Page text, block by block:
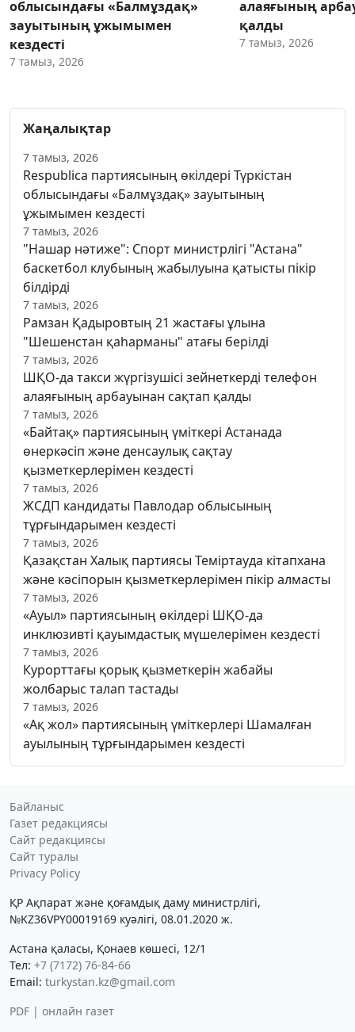
облысындағы «Балмұздақ»
зауытының ұжымымен
кездесті
7 тамыз, 2026
алаяғының
қалды
7 тамыз, 2026
Жаңалықтар
7 тамыз, 2026
Respublica партиясының өкілдері Түркістан
облысындағы «Балмұздақ» зауытының
ұжымымен кездесті
7 тамыз, 2026
"Нашар нәтиже": Спорт министрлігі "Астана"
баскетбол клубының жабылуына қатысты пікір
білдірді
7 тамыз, 2026
Рамзан Қадыровтың 21 жастағы ұлына
"Шешенстан қаһарманы" атағы берілді
7 тамыз, 2026
ШҚО-да такси жүргізушісі зейнеткерді телефон
алаяғының арбауынан сақтап қалды
7 тамыз, 2026
«Байтақ» партиясының үміткері Астанада
өнеркәсіп және денсаулық сақтау
қызметкерлерімен кездесті
7 тамыз, 2026
ЖСДП кандидаты Павлодар облысының
тұрғындарымен кездесті
7 тамыз, 2026
Қазақстан Халық партиясы Теміртауда кітапхана
және кәсіпорын қызметкерлерімен пікір алмасты
7 тамыз, 2026
«Ауыл» партиясының өкілдері ШҚО-да
инклюзивті қауымдастық мүшелерімен кездесті
7 тамыз, 2026
Курорттағы қорық қызметкерін жабайы
жолбарыс талап тастады
7 тамыз, 2026
«Ақ жол» партиясының үміткерлері Шамалған
ауылының тұрғындарымен кездесті
Байланыс
Газет редакциясы
Сайт редакциясы
Сайт туралы
Privacy Policy
ҚР Ақпарат және қоғамдық даму министрлігі,
№KZ36VPY00019169 куәлігі, 08.01.2020 ж.
Астана қаласы, Қонаев көшесі, 12/1
Тел: +7 (7172) 76-84-66
Email: turkystan.kz@gmail.com
PDF | онлайн газет